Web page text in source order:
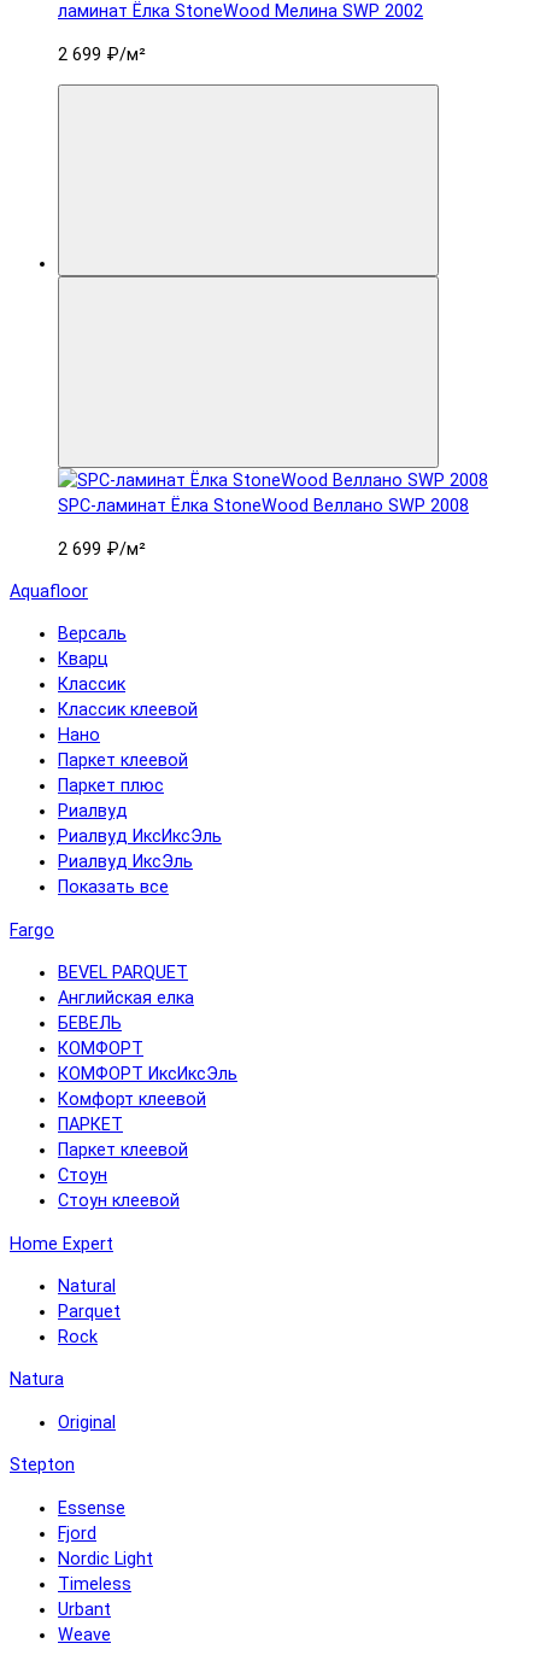
ламинат Ëлка StoneWood Мелина SWP 2002
2 699 ₽/м²
SPC-ламинат Ëлка StoneWood Веллано SWP 2008
2 699 ₽/м²
Aquafloor
Версаль
Кварц
Классик
Классик клеевой
Нано
Паркет клеевой
Паркет плюс
Риалвуд
Риалвуд ИксИксЭль
Риалвуд ИксЭль
Показать все
Fargo
BEVEL PARQUET
Английская елка
БЕВЕЛЬ
КОМФОРТ
КОМФОРТ ИксИксЭль
Комфорт клеевой
ПАРКЕТ
Паркет клеевой
Стоун
Стоун клеевой
Home Expert
Natural
Parquet
Rock
Natura
Original
Stepton
Essense
Fjord
Nordic Light
Timeless
Urbant
Weave